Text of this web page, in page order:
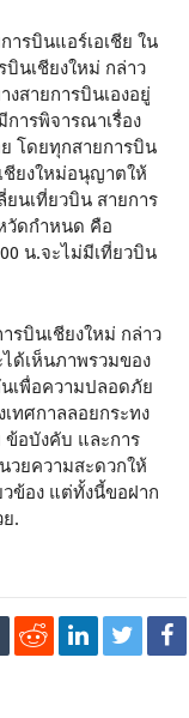
รบินแอร์เอเชีย ใน
นเชียงใหม่ กล่าว
งสายการบินเองอยู่
ารพิจารณาเรื่อง
โดยทุกสายการบิน
ชียงใหม่อนุญาตให้
นเที่ยวบิน สายการ
วัดกำหนด คือ
น.จะไม่มีเที่ยวบิน
บินเชียงใหม่ กล่าว
ด้เห็นภาพรวมของ
เพื่อความปลอดภัย
ทศกาลลอยกระทง
ข้อบังคับ และการ
วยความสะดวกให้
ข้อง แต่ทั้งนี้ขอฝาก
.